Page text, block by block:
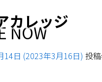
カレッジ
NOW
14日 (2023年3月16日) 投
ーション